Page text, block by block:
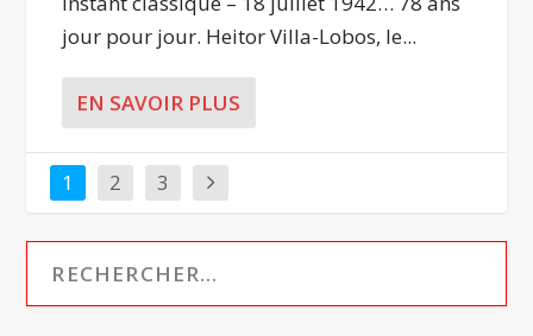
jour pour jour. Heitor Villa-Lobos, le...
EN SAVOIR PLUS
1 2 3